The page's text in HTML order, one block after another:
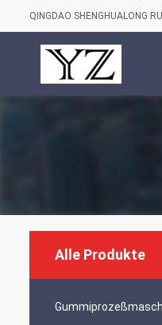
QINGDAO SHENGHUALONG
Alle Produkte